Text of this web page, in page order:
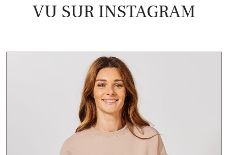
VU SUR INSTAGRAM